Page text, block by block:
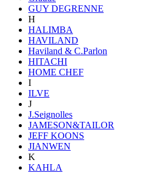
GUY DEGRENNE
H
HALIMBA
HAVILAND
Haviland & C.Parlon
HITACHI
HOME CHEF
I
ILVE
J
J.Seignolles
JAMESON&TAILOR
JEFF KOONS
JIANWEN
K
KAHLA